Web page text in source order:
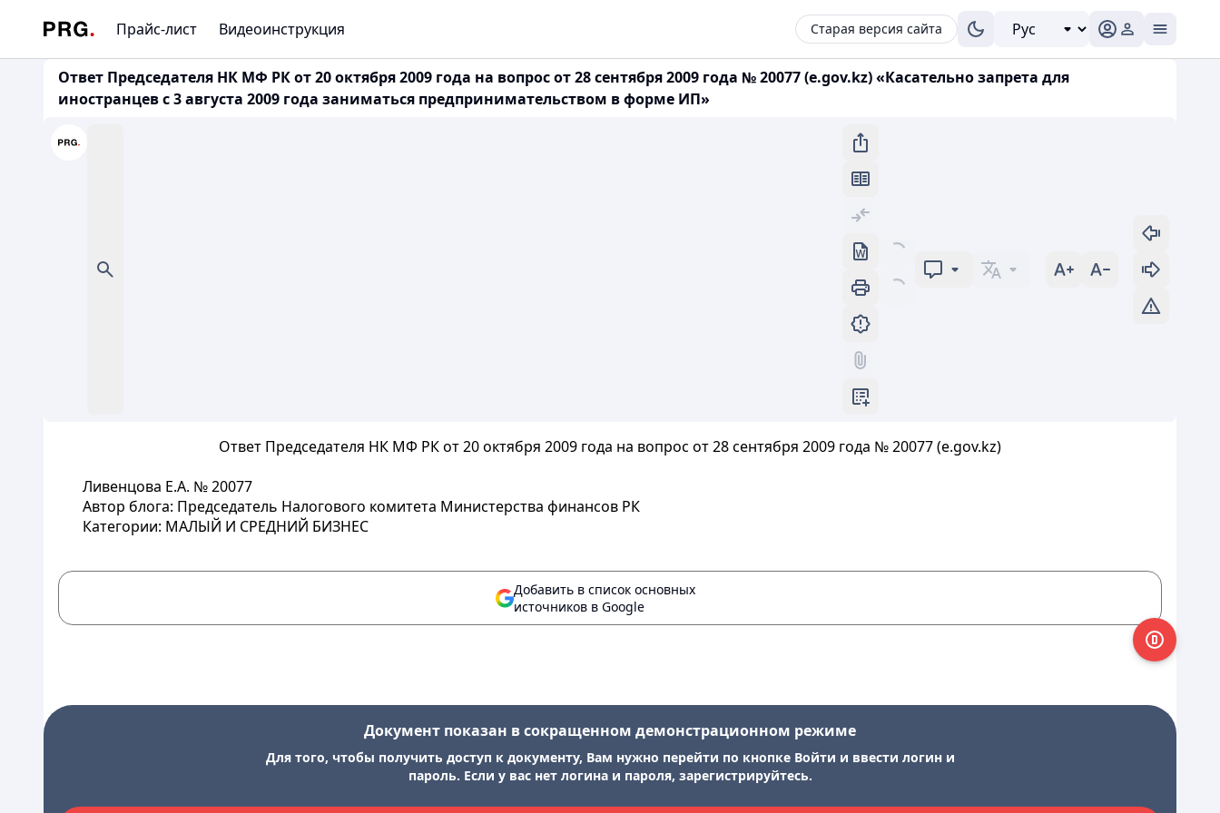
Прайс-лист Видеоинструкция Старая версия сайта
Ответ Председателя НК МФ РК от 20 октября 2009 года на вопрос от 28 сентября 2009 года № 20077 (e.gov.kz) «Касательно запрета для
иностранцев с 3 августа 2009 года заниматься предпринимательством в форме ИП»
Ответ Председателя НК МФ РК от 20 октября 2009 года на вопрос от 28 сентября 2009 года № 20077 (e.gov.kz)
Ливенцова Е.А. № 20077
Автор блога: Председатель Налогового комитета Министерства финансов РК
Категории: МАЛЫЙ И СРЕДНИЙ БИЗНЕС
Добавить в список основных
источников в Google
Документ показан в сокращенном демонстрационном режиме
Для того, чтобы получить доступ к документу, Вам нужно перейти по кнопке Войти и ввести логин и
пароль. Если у вас нет логина и пароля, зарегистрируйтесь.